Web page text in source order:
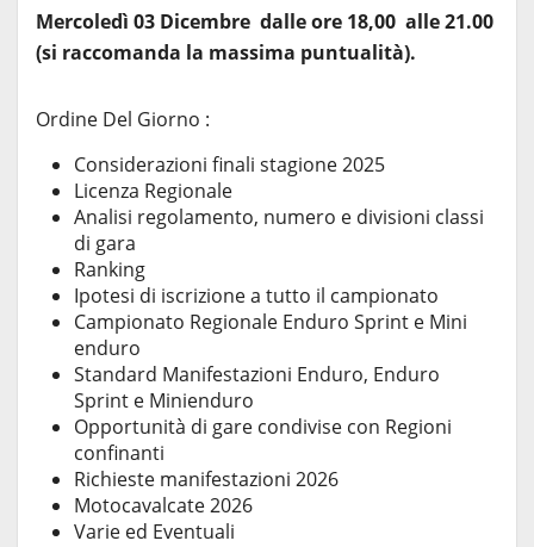
Mercoledì 03 Dicembre dalle ore 18,00 alle 21.00
(si raccomanda la massima puntualità).
Ordine Del Giorno :
Considerazioni finali stagione 2025
Licenza Regionale
Analisi regolamento, numero e divisioni classi
di gara
Ranking
Ipotesi di iscrizione a tutto il campionato
Campionato Regionale Enduro Sprint e Mini
enduro
Standard Manifestazioni Enduro, Enduro
Sprint e Minienduro
Opportunità di gare condivise con Regioni
confinanti
Richieste manifestazioni 2026
Motocavalcate 2026
Varie ed Eventuali